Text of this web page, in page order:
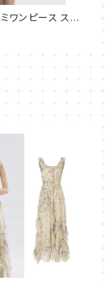
ワンピース スリ
ト